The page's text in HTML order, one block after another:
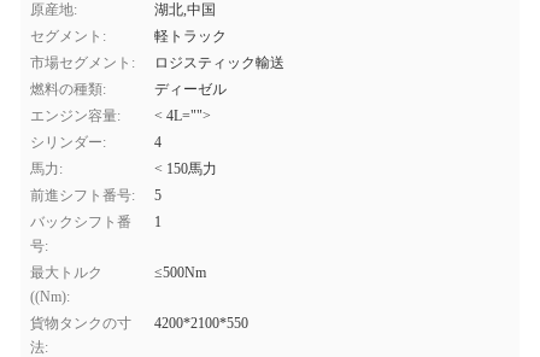
原産地:
湖北,中国
セグメント:
軽トラック
市場セグメント:
ロジスティック輸送
燃料の種類:
ディーゼル
エンジン容量:
< 4L="">
シリンダー:
4
馬力:
< 150馬力
前進シフト番号:
5
バックシフト番
号:
1
最大トルク
((Nm):
≤500Nm
貨物タンクの寸
法:
4200*2100*550